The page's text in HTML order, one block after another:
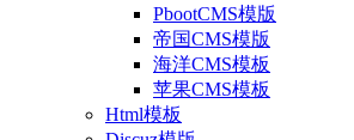
PbootCMS模版
帝国CMS模版
海洋CMS模板
苹果CMS模板
Html模板